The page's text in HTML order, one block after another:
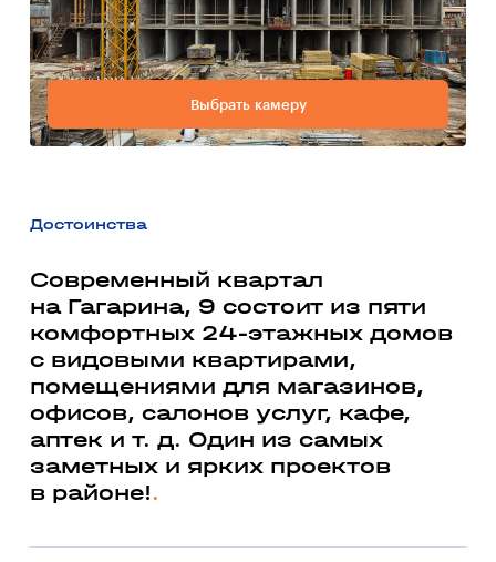
Выбрать камеру
Достоинства
Современный квартал
на Гагарина, 9 состоит из пяти
комфортных 24-этажных домов
с видовыми квартирами,
помещениями для магазинов,
офисов, салонов услуг, кафе,
аптек и т. д. Один из самых
заметных и ярких проектов
в районе!